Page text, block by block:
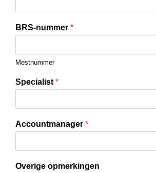
BRS-nummer*
Mestnummer
Specialist*
Accountmanager*
Overige opmerkingen